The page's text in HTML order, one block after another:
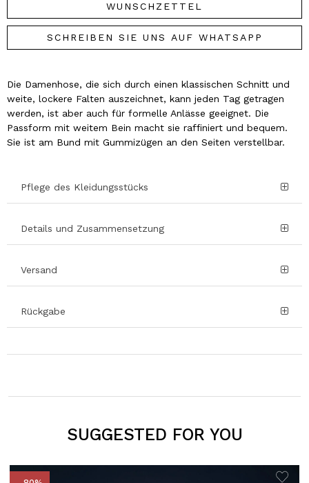
WUNSCHZETTEL
SCHREIBEN SIE UNS AUF WHATSAPP
Die Damenhose, die sich durch einen klassischen Schnitt und
weite, lockere Falten auszeichnet, kann jeden Tag getragen
werden, ist aber auch für formelle Anlässe geeignet. Die
Passform mit weitem Bein macht sie raffiniert und bequem.
Sie ist am Bund mit Gummizügen an den Seiten verstellbar.
Pflege des Kleidungsstücks
Details und Zusammensetzung
Versand
Rückgabe
SUGGESTED FOR YOU